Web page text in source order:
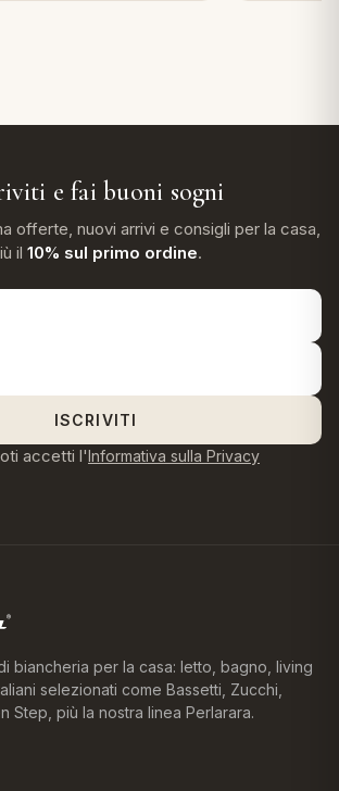
e fai buoni sogni
offerte, nuovi arrivi e consigli per la casa,
il 10% sul primo ordine.
ISCRIVITI
accetti l'Informativa sulla Privacy
biancheria per la casa: letto, bagno, living
selezionati come Bassetti, Zucchi,
Step, più la nostra linea Perlarara.